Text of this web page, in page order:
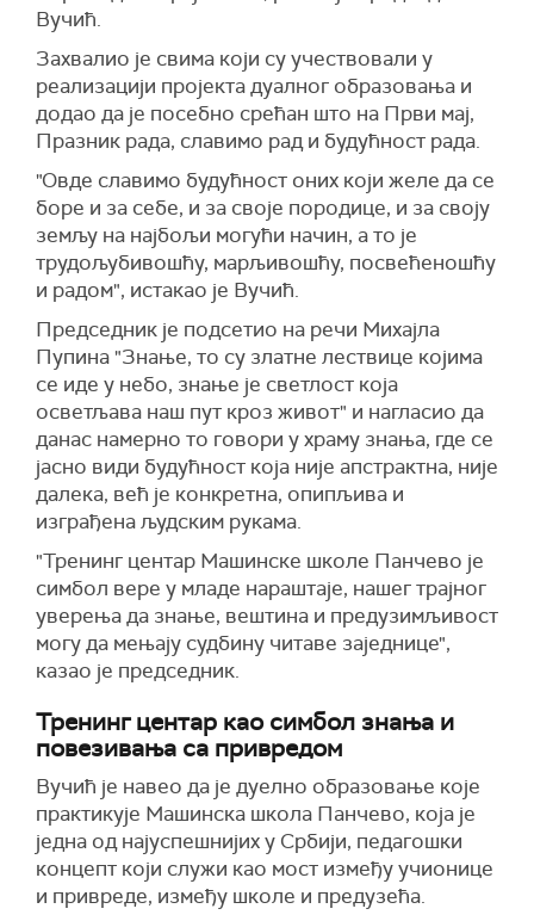
Вучић.
Захвалио је свима који су учествовали у
реализацији пројекта дуалног образовања и
додао да је посебно срећан што на Први мај,
Празник рада, славимо рад и будућност рада.
"Овде славимо будућност оних који желе да се
боре и за себе, и за своје породице, и за своју
земљу на најбољи могући начин, а то је
трудољубивошћу, марљивошћу, посвећеношћу
и радом", истакао је Вучић.
Председник је подсетио на речи Михајла
Пупина "Знање, то су златне лествице којима
се иде у небо, знање је светлост која
осветљава наш пут кроз живот" и нагласио да
данас намерно то говори у храму знања, где се
јасно види будућност која није апстрактна, није
далека, већ је конкретна, опипљива и
изграђена људским рукама.
"Тренинг центар Машинске школе Панчево је
симбол вере у младе нараштаје, нашег трајног
уверења да знање, вештина и предузимљивост
могу да мењају судбину читаве заједнице",
казао је председник.
Тренинг центар као симбол знања и
повезивања са привредом
Вучић је навео да је дуелно образовање које
практикује Машинска школа Панчево, која је
једна од најуспешнијих у Србији, педагошки
концепт који служи као мост између учионице
и привреде, између школе и предузећа.